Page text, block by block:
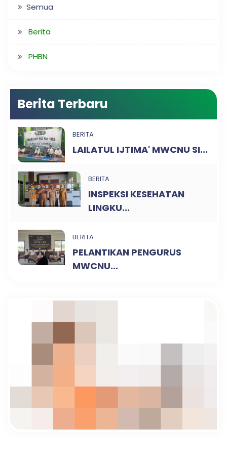
Semua
Berita
PHBN
Berita Terbaru
BERITA
LAILATUL IJTIMA' MWCNU SI...
BERITA
INSPEKSI KESEHATAN
LINGKU...
BERITA
PELANTIKAN PENGURUS
MWCNU...